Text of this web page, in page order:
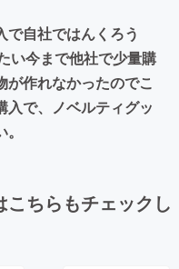
自社ではんくろう
い今まで他社で少量購
が作れなかったのでこ
入で、ノベルティグッ
ちらもチェックし